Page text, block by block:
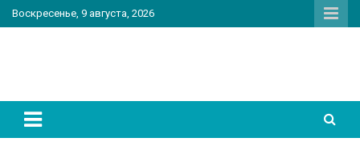
Перейти
к
Воскресенье, 9 августа, 2026